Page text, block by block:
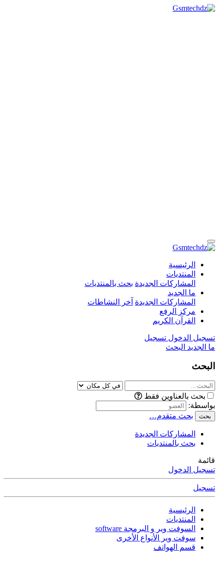
الرئيسية
المنتديات
المشاركات الجديدة بحث بالمنتديات
ما الجديد
المشاركات الجديدة آخر النشاطات
مركز الرفع
القرآن الكريم
تسجيل الدخول تسجيل
ما الجديد البحث
البحث
بحث بالعناوين فقط
بواسطة:
بحث بحث متقدم…
المشاركات الجديدة
بحث بالمنتديات
قائمة
تسجيل الدخول
تسجيل
الرئيسية
المنتديات
السوفت وير و البرمجة software
سوفت وير الأنواع الأخرى
قسم الهواتف